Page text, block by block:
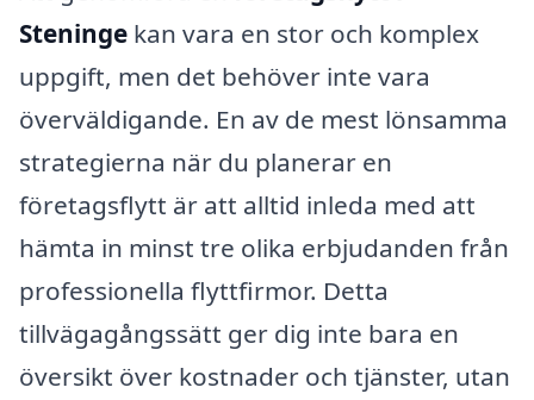
Steninge kan vara en stor och komplex
uppgift, men det behöver inte vara
överväldigande. En av de mest lönsamma
strategierna när du planerar en
företagsflytt är att alltid inleda med att
hämta in minst tre olika erbjudanden från
professionella flyttfirmor. Detta
tillvägagångssätt ger dig inte bara en
översikt över kostnader och tjänster, utan